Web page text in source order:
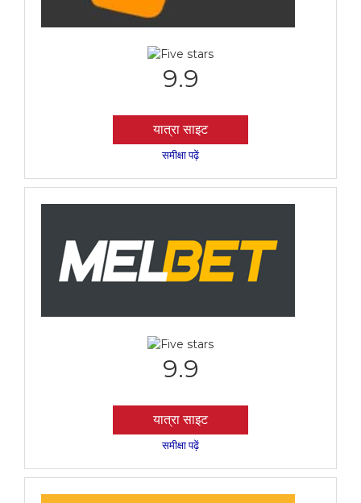
9.9
यात्रा साइट
समीक्षा पढ़ें
9.9
यात्रा साइट
समीक्षा पढ़ें